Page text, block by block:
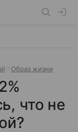
Образ жизни
что не